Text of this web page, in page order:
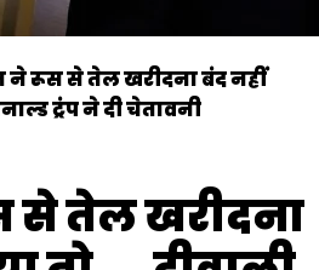
ने रूस से तेल खरीदना बंद नहीं
ट्रंप ने दी चेतावनी
से तेल खरीदना